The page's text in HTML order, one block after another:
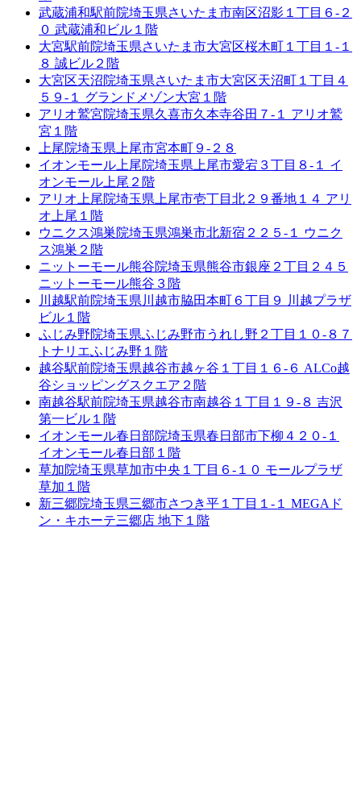
武蔵浦和駅前院埼玉県さいたま市南区沼影１丁目６-２
０ 武蔵浦和ビル１階
大宮駅前院埼玉県さいたま市大宮区桜木町１丁目１-１
８ 誠ビル２階
大宮区天沼院埼玉県さいたま市大宮区天沼町１丁目４
５９-１ グランドメゾン大宮１階
アリオ鷲宮院埼玉県久喜市久本寺谷田７-１ アリオ鷲
宮１階
上尾院埼玉県上尾市宮本町９-２８
イオンモール上尾院埼玉県上尾市愛宕３丁目８-１ イ
オンモール上尾２階
アリオ上尾院埼玉県上尾市壱丁目北２９番地１４ アリ
オ上尾１階
ウニクス鴻巣院埼玉県鴻巣市北新宿２２５-１ ウニク
ス鴻巣２階
ニットーモール熊谷院埼玉県熊谷市銀座２丁目２４５
ニットーモール熊谷３階
川越駅前院埼玉県川越市脇田本町６丁目９ 川越プラザ
ビル１階
ふじみ野院埼玉県ふじみ野市うれし野２丁目１０-８７
トナリエふじみ野１階
越谷駅前院埼玉県越谷市越ヶ谷１丁目１６-６ ALCo越
谷ショッピングスクエア２階
南越谷駅前院埼玉県越谷市南越谷１丁目１９-８ 吉沢
第一ビル１階
イオンモール春日部院埼玉県春日部市下柳４２０-１
イオンモール春日部１階
草加院埼玉県草加市中央１丁目６-１０ モールプラザ
草加１階
新三郷院埼玉県三郷市さつき平１丁目１-１ MEGAド
ン・キホーテ三郷店 地下１階